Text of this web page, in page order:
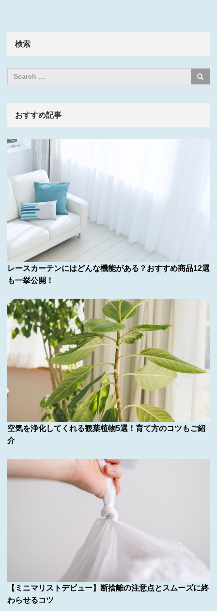
検索
おすすめ記事
レースカーテンにはどんな機能がある？おすすめ商品12選
も一挙公開！
空気を浄化してくれる観葉植物5選！育て方のコツもご紹
介
【ミニマリストデビュー】断捨離の注意点とスムーズに終
わらせるコツ